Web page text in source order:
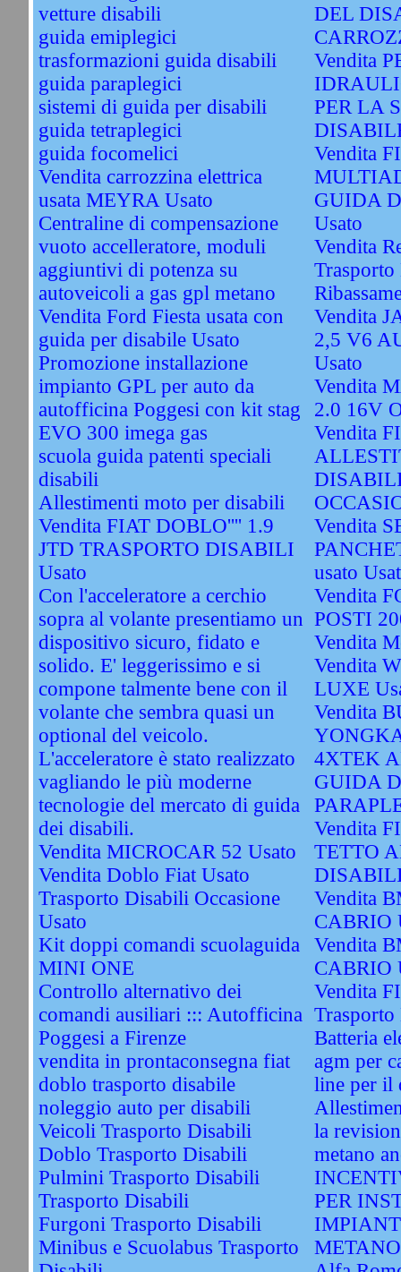
vetture disabili
guida emiplegici
trasformazioni guida disabili
guida paraplegici
sistemi di guida per disabili
guida tetraplegici
guida focomelici
Vendita carrozzina elettrica
usata MEYRA Usato
Centraline di compensazione
vuoto accelleratore, moduli
aggiuntivi di potenza su
autoveicoli a gas gpl metano
Vendita Ford Fiesta usata con
guida per disabile Usato
Promozione installazione
impianto GPL per auto da
autofficina Poggesi con kit stag
EVO 300 imega gas
scuola guida patenti speciali
disabili
Allestimenti moto per disabili
Vendita FIAT DOBLO'''' 1.9
JTD TRASPORTO DISABILI
Usato
Con l'acceleratore a cerchio
sopra al volante presentiamo un
dispositivo sicuro, fidato e
solido. E' leggerissimo e si
compone talmente bene con il
volante che sembra quasi un
optional del veicolo.
L'acceleratore è stato realizzato
vagliando le più moderne
tecnologie del mercato di guida
dei disabili.
Vendita MICROCAR 52 Usato
Vendita Doblo Fiat Usato
Trasporto Disabili Occasione
Usato
Kit doppi comandi scuolaguida
MINI ONE
Controllo alternativo dei
comandi ausiliari ::: Autofficina
Poggesi a Firenze
vendita in prontaconsegna fiat
doblo trasporto disabile
noleggio auto per disabili
Veicoli Trasporto Disabili
Doblo Trasporto Disabili
Pulmini Trasporto Disabili
Trasporto Disabili
Furgoni Trasporto Disabili
Minibus e Scuolabus Trasporto
DEL
Vendita
PER LA
Vendita
GUIDA
Usato
Vendita
Vendita
2,5 V6
Usato
Vendita
2.0 16V
Vendita
Vendita
usato
Vendita
POSTI
Vendita
Vendita
LUXE
Vendita
4XTEK
GUIDA
Vendita
TETTO
Vendita
CABRIO
Vendita
CABRIO
Vendita
Batteria
agm per
line per il
la
metano
PER
METANO